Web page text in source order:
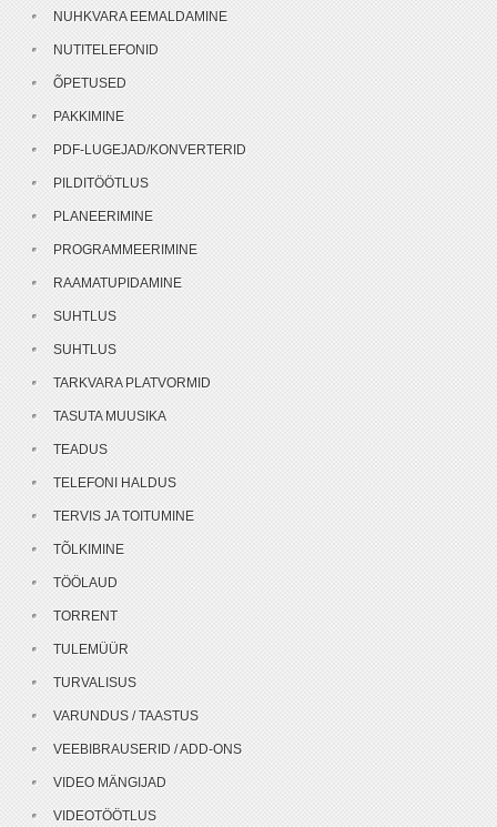
NUHKVARA EEMALDAMINE
NUTITELEFONID
ÕPETUSED
PAKKIMINE
PDF-LUGEJAD/KONVERTERID
PILDITÖÖTLUS
PLANEERIMINE
PROGRAMMEERIMINE
RAAMATUPIDAMINE
SUHTLUS
SUHTLUS
TARKVARA PLATVORMID
TASUTA MUUSIKA
TEADUS
TELEFONI HALDUS
TERVIS JA TOITUMINE
TÕLKIMINE
TÖÖLAUD
TORRENT
TULEMÜÜR
TURVALISUS
VARUNDUS / TAASTUS
VEEBIBRAUSERID / ADD-ONS
VIDEO MÄNGIJAD
VIDEOTÖÖTLUS